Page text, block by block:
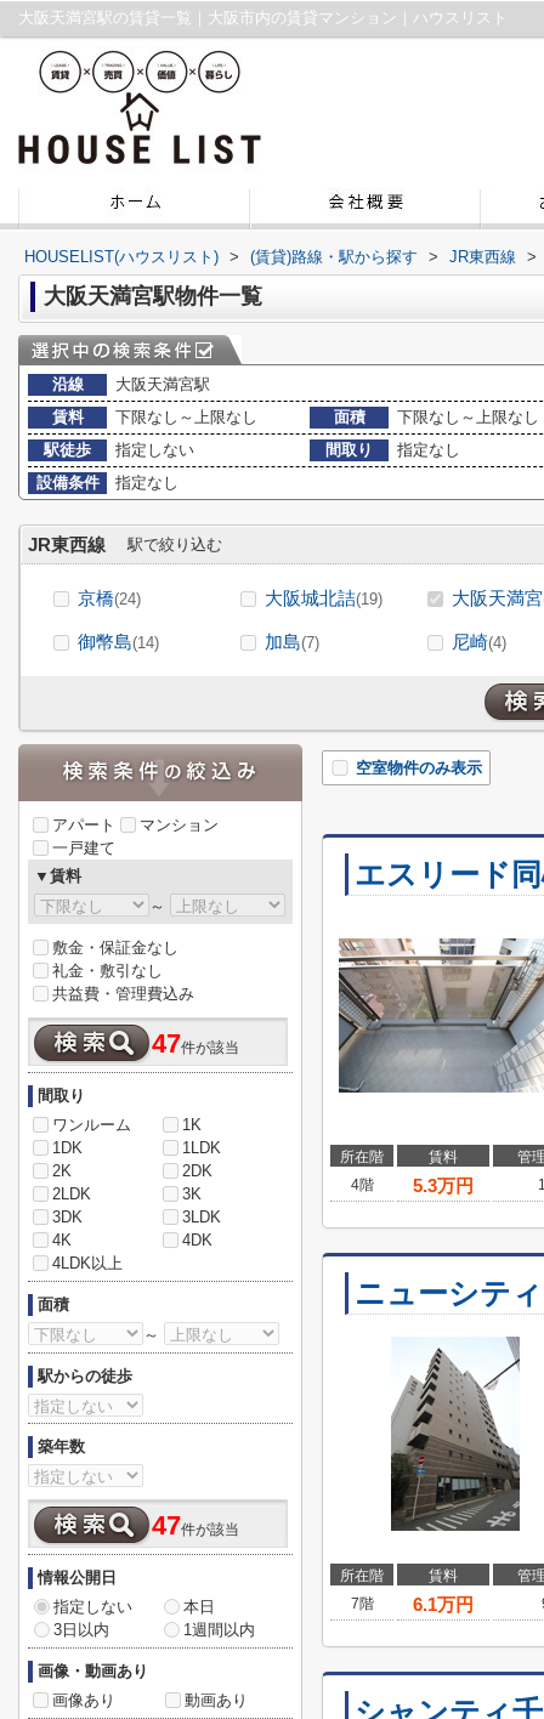
大阪天満宮駅の賃貸一覧｜大阪市内の賃貸マンション｜ハウスリスト
HOUSELIST(ハウスリスト) > (賃貸)路線・駅から探す > JR東西線 >
大阪天満宮駅物件一覧
沿線
大阪天満宮駅
賃料
下限なし～上限なし 面積
下限なし～上限なし
駅徒歩
指定しない 間取り
指定なし
設備条件
指定なし
JR東西線 駅で絞り込む
京橋(24) 大阪城北詰(19) 大阪天満宮
御幣島(14) 加島(7) 尼崎(4)
空室物件のみ表示
エスリード
所在階 賃料
管
4階
5.3万円
ニューシテ
所在階 賃料
管
7階
6.1万円
シャンティ
アパート
マンション
一戸建て
▼賃料
～
敷金・保証金なし
礼金・敷引なし
共益費・管理費込み
47件が該当
間取り
ワンルーム
1K
1DK
1LDK
2K
2DK
2LDK
3K
3DK
3LDK
4K
4DK
4LDK以上
面積
～
駅からの徒歩
築年数
47件が該当
情報公開日
指定しない
本日
3日以内
1週間以内
画像・動画あり
画像あり
動画あり